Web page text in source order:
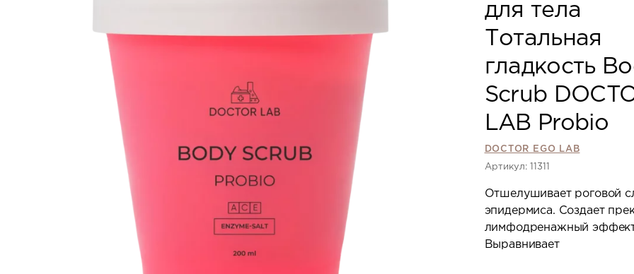
для тела
Тотальная
гладкость
Scrub
LAB Probio
DOCTOR EGO LAB
Артикул: 11311
Отшелушивает роговой
эпидермиса. Создает
лимфодренажный
Выравнивает